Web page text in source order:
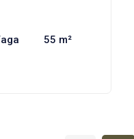
55 m²